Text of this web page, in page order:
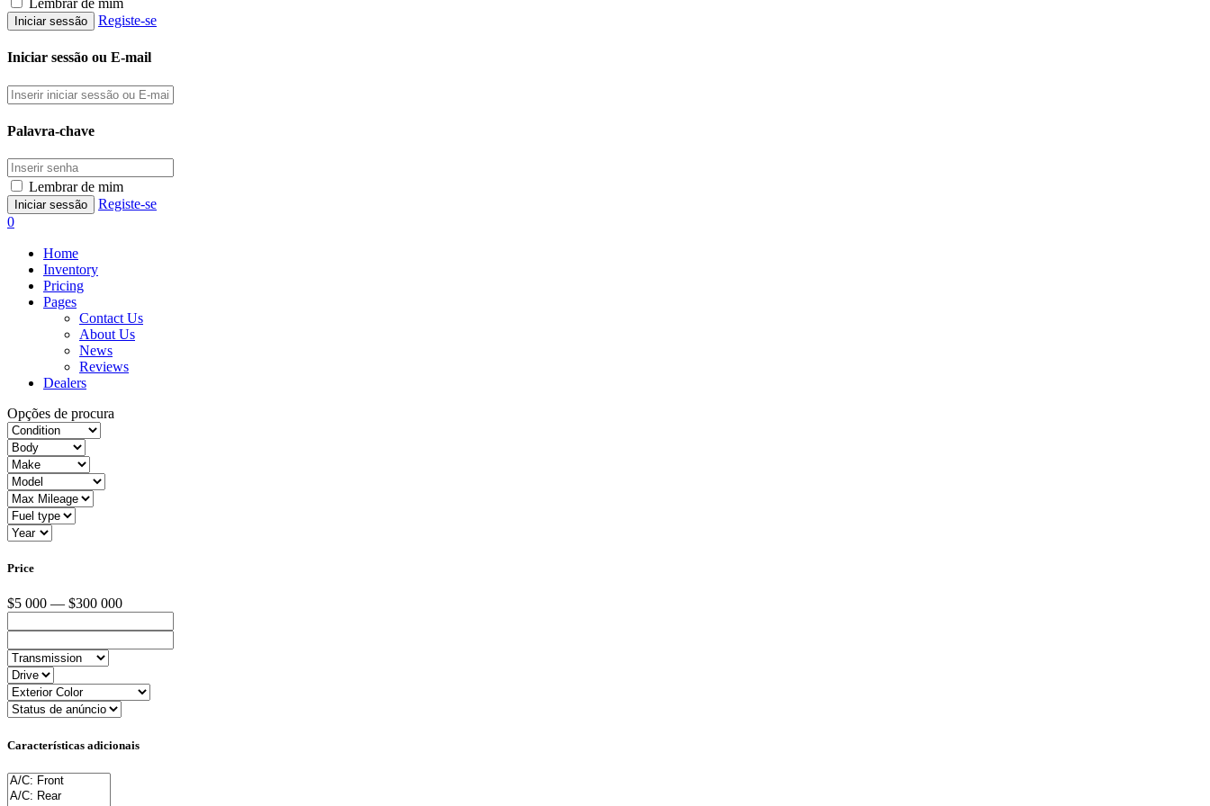
Lembrar de mim
Registe-se
Iniciar sessão ou E-mail
Palavra-chave
Lembrar de mim
Registe-se
0
Home
Inventory
Pricing
Pages
Contact Us
About Us
News
Reviews
Dealers
Opções de procura
Price
$5 000 — $300 000
Características adicionais